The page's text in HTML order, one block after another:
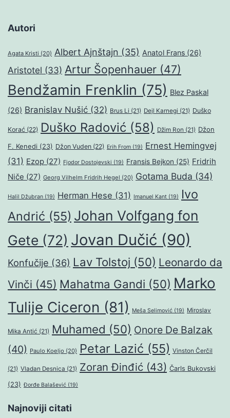
Autori
Agata Kristi (20) Albert Ajnštajn (35) Anatol Frans (26)
Aristotel (33) Artur Šopenhauer (47)
Bendžamin Frenklin (75) Blez Paskal
(26) Branislav Nušić (32) Brus Li (21) Dejl Karnegi (21) Duško
Korać (22) Duško Radović (58) Džim Ron (21) Džon
F. Kenedi (23) Džon Vuden (22) Erih From (19) Ernest Hemingvej
(31) Ezop (27) Fjodor Dostojevski (19) Fransis Bejkon (25) Fridrih
Niče (27) Georg Vilhelm Fridrih Hegel (20) Gotama Buda (34)
Halil Džubran (19) Herman Hese (31) Imanuel Kant (19)
Ivo
Andrić (55) Johan Volfgang fon
Gete (72) Jovan Dučić (90)
Konfučije (36) Lav Tolstoj (50) Leonardo da
Vinči (45) Mahatma Gandi (50) Marko
Tulije Ciceron (81) Meša Selimović (19) Miroslav
Mika Antić (21) Muhamed (50) Onore De Balzak
(40) Paulo Koeljo (20) Petar Lazić (55) Vinston Čerčil
(21) Vladan Desnica (21) Zoran Đinđić (43) Čarls Bukovski
(23) Đorđe Balašević (19)
Najnoviji citati